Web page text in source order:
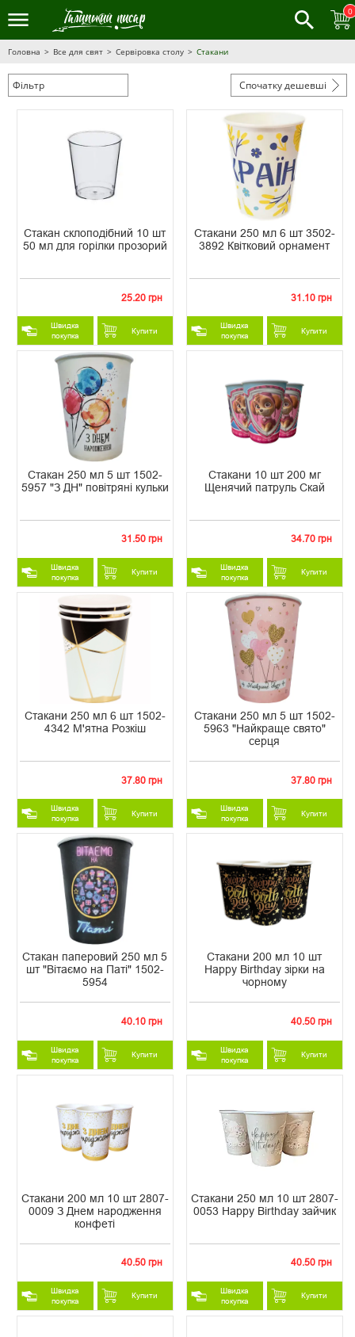
0
Головна Все для свят Сервіровка столу Стакани
Фільтр Спочатку дешевші
Стакан склоподібний 10 шт
50 мл для горілки прозорий
25.20 грн
Швидка
покупка
Купити
Стакани 250 мл 6 шт 3502-
3892 Квітковий орнамент
31.10 грн
Швидка
покупка
Купити
Стакан 250 мл 5 шт 1502-
5957 "З ДН" повітряні кульки
31.50 грн
Швидка
покупка
Купити
Стакани 10 шт 200 мг
Щенячий патруль Скай
34.70 грн
Швидка
покупка
Купити
Стакани 250 мл 6 шт 1502-
4342 М'ятна Розкіш
37.80 грн
Швидка
покупка
Купити
Стакани 250 мл 5 шт 1502-
5963 "Найкраще свято"
серця
37.80 грн
Швидка
покупка
Купити
Стакан паперовий 250 мл 5
шт "Вітаємо на Паті" 1502-
5954
40.10 грн
Швидка
покупка
Купити
Стакани 200 мл 10 шт
Happy Birthday зірки на
чорному
40.50 грн
Швидка
покупка
Купити
Стакани 200 мл 10 шт 2807-
0009 З Днем народження
конфеті
40.50 грн
Швидка
покупка
Купити
Стакани 250 мл 10 шт 2807-
0053 Happy Birthday зайчик
40.50 грн
Швидка
покупка
Купити